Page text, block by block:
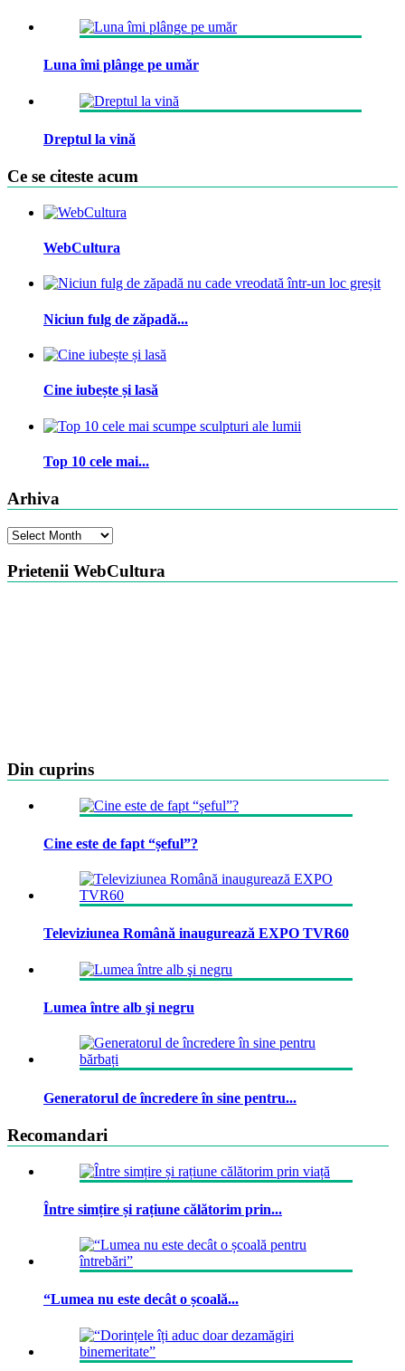
Luna îmi plânge pe umăr
Dreptul la vină
Ce se citeste acum
WebCultura
Niciun fulg de zăpadă...
Cine iubește și lasă
Top 10 cele mai...
Arhiva
Arhiva
Prietenii WebCultura
Din cuprins
Cine este de fapt “șeful”?
Televiziunea Română inaugurează EXPO TVR60
Lumea între alb şi negru
Generatorul de încredere în sine pentru...
Recomandari
Între simțire și rațiune călătorim prin...
“Lumea nu este decât o școală...